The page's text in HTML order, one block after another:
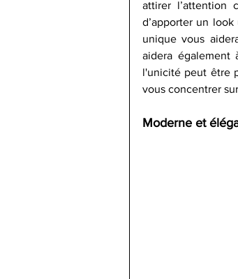
attirer l’attention
d’apporter un
unique vous
aidera
l'unicité peut être
vous concentrer
Moderne et